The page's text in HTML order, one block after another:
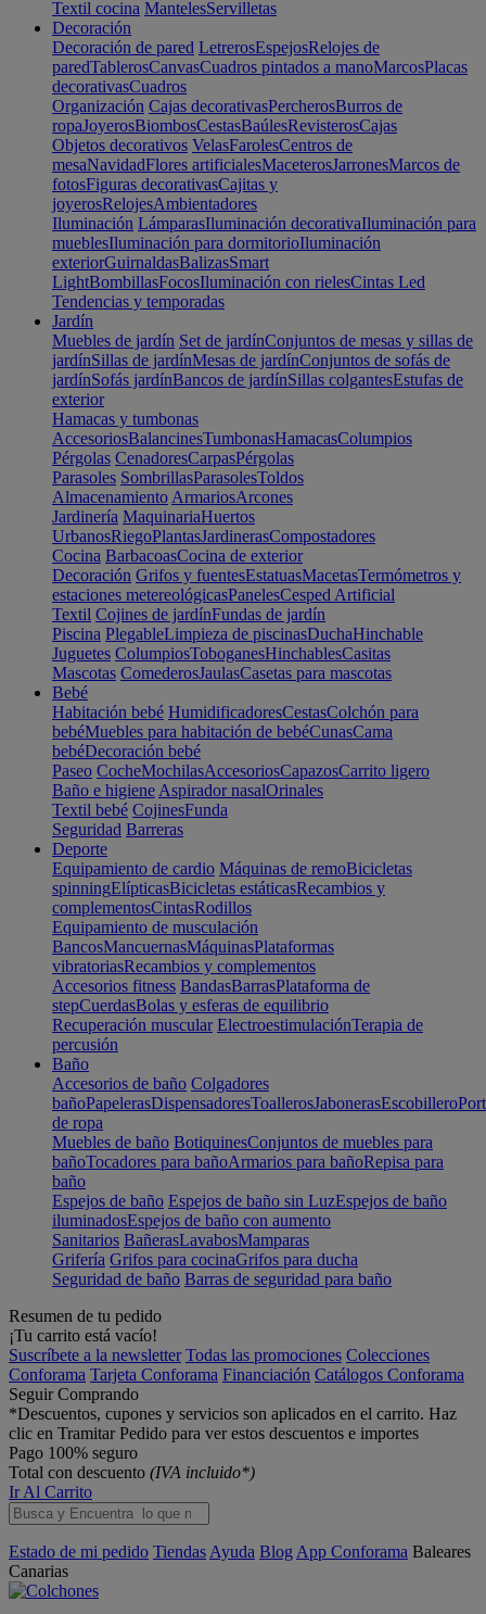
Textil cocina MantelesServilletas
Decoración
Decoración de pared LetrerosEspejosRelojes de
paredTablerosCanvasCuadros pintados a manoMarcosPlacas
decorativasCuadros
Organización Cajas decorativasPercherosBurros de
ropaJoyerosBiombosCestasBaúlesRevisterosCajas
Objetos decorativos VelasFarolesCentros de
mesaNavidadFlores artificialesMaceterosJarronesMarcos de
fotosFiguras decorativasCajitas y
joyerosRelojesAmbientadores
Iluminación LámparasIluminación decorativaIluminación para
mueblesIluminación para dormitorioIluminación
exteriorGuirnaldasBalizasSmart
LightBombillasFocosIluminación con rielesCintas Led
Tendencias y temporadas
Jardín
Muebles de jardín Set de jardínConjuntos de mesas y sillas de
jardínSillas de jardínMesas de jardínConjuntos de sofás de
jardínSofás jardínBancos de jardínSillas colgantesEstufas de
exterior
Hamacas y tumbonas
AccesoriosBalancinesTumbonasHamacasColumpios
Pérgolas CenadoresCarpasPérgolas
Parasoles SombrillasParasolesToldos
Almacenamiento ArmariosArcones
Jardinería MaquinariaHuertos
UrbanosRiegoPlantasJardinerasCompostadores
Cocina BarbacoasCocina de exterior
Decoración Grifos y fuentesEstatuasMacetasTermómetros y
estaciones metereológicasPanelesCesped Artificial
Textil Cojines de jardínFundas de jardín
Piscina PlegableLimpieza de piscinasDuchaHinchable
Juguetes ColumpiosToboganesHinchablesCasitas
Mascotas ComederosJaulasCasetas para mascotas
Bebé
Habitación bebé HumidificadoresCestasColchón para
bebéMuebles para habitación de bebéCunasCama
bebéDecoración bebé
Paseo CocheMochilasAccesoriosCapazosCarrito ligero
Baño e higiene Aspirador nasalOrinales
Textil bebé CojinesFunda
Seguridad Barreras
Deporte
Equipamiento de cardio Máquinas de remoBicicletas
spinningElípticasBicicletas estáticasRecambios y
complementosCintasRodillos
Equipamiento de musculación
BancosMancuernasMáquinasPlataformas
vibratoriasRecambios y complementos
Accesorios fitness BandasBarrasPlataforma de
stepCuerdasBolas y esferas de equilibrio
Recuperación muscular ElectroestimulaciónTerapia de
percusión
Baño
Accesorios de baño Colgadores
bañoPapelerasDispensadoresToallerosJabonerasEscobillero
de ropa
Muebles de baño BotiquinesConjuntos de muebles para
bañoTocadores para bañoArmarios para bañoRepisa para
baño
Espejos de baño Espejos de baño sin LuzEspejos de baño
iluminadosEspejos de baño con aumento
Sanitarios BañerasLavabosMamparas
Grifería Grifos para cocinaGrifos para ducha
Seguridad de baño Barras de seguridad para baño
Resumen de tu pedido
¡Tu carrito está vacío!
Suscríbete a la newsletter Todas las promociones Colecciones
Conforama Tarjeta Conforama Financiación Catálogos Conforama
Seguir Comprando
*Descuentos, cupones y servicios son aplicados en el carrito. Haz
clic en Tramitar Pedido para ver estos descuentos e importes
Pago 100% seguro
Total con descuento (IVA incluido*)
Ir Al Carrito
Estado de mi pedido Tiendas Ayuda Blog App Conforama Baleares
Canarias